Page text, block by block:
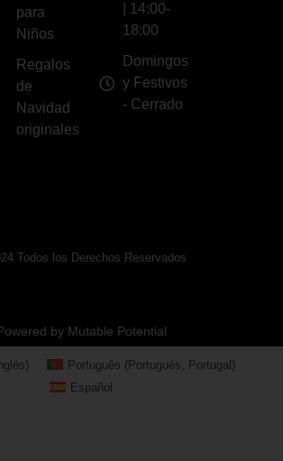
para
Niños
Regalos
de
Navidad
originales
| 14:00-
18:00
Domingos
y Festivos
- Cerrado
Todos los Derechos Reservados
by Mutable Potential
) Português (Portugués, Portugal )
Español